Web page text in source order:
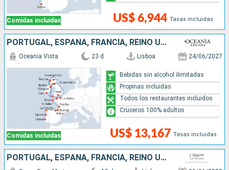
Comidas incluidas US$ 6,944 Tasas incluidas
PORTUGAL, ESPAÑA, FRANCIA, REINO UNIDO, IRLANDA
Comidas incluidas
Oceania Vista 23 d Lisboa 24/06/2027
US$ 13,167 Tasas incluidas
Bebidas sin alcohol ilimitadas
Propinas incluidas
Todos los restaurantes incluidos
Cruceros 100% adultos
PORTUGAL, ESPAÑA, FRANCIA, REINO UNIDO